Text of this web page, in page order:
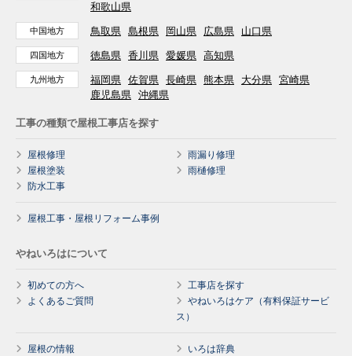
和歌山県
中国地方 鳥取県 島根県 岡山県 広島県 山口県
四国地方 徳島県 香川県 愛媛県 高知県
九州地方 福岡県 佐賀県 長崎県 熊本県 大分県 宮崎県
鹿児島県 沖縄県
工事の種類で屋根工事店を探す
屋根修理
雨漏り修理
屋根塗装
雨樋修理
防水工事
屋根工事・屋根リフォーム事例
やねいろはについて
初めての方へ
工事店を探す
よくあるご質問
やねいろはケア（有料保証サービ
ス）
屋根の情報
いろは辞典